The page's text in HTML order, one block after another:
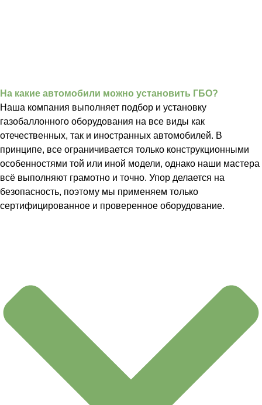
На какие автомобили можно установить ГБО?
Наша компания выполняет подбор и установку
газобаллонного оборудования на все виды как
отечественных, так и иностранных автомобилей. В
принципе, все ограничивается только конструкционными
особенностями той или иной модели, однако наши мастера
всё выполняют грамотно и точно. Упор делается на
безопасность, поэтому мы применяем только
сертифицированное и проверенное оборудование.